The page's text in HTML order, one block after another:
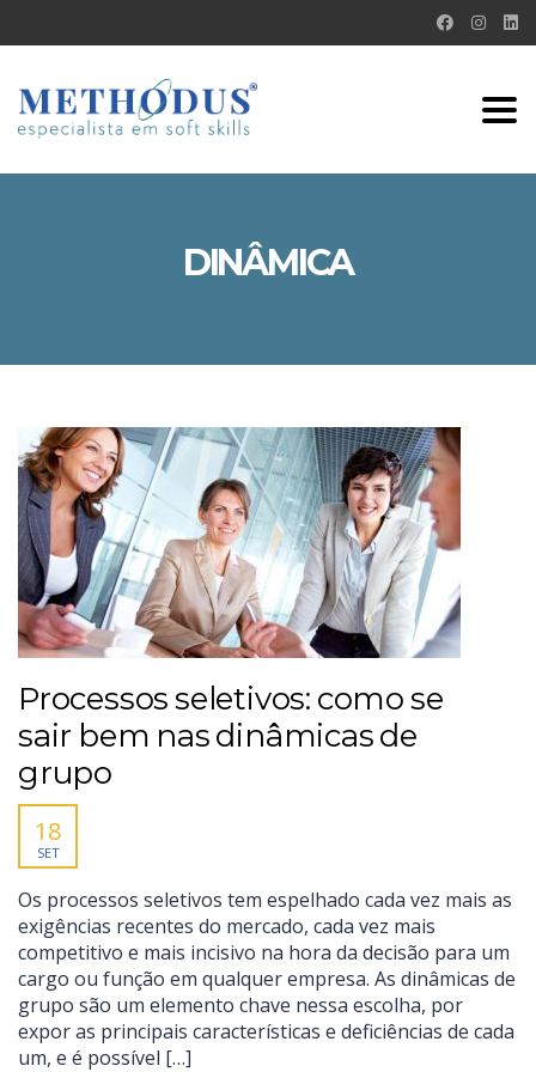
DINÂMICA
Processos seletivos: como se
sair bem nas dinâmicas de
grupo
18
SET
Os processos seletivos tem espelhado cada vez mais as
exigências recentes do mercado, cada vez mais
competitivo e mais incisivo na hora da decisão para um
cargo ou função em qualquer empresa. As dinâmicas de
grupo são um elemento chave nessa escolha, por
expor as principais características e deficiências de cada
um, e é possível […]